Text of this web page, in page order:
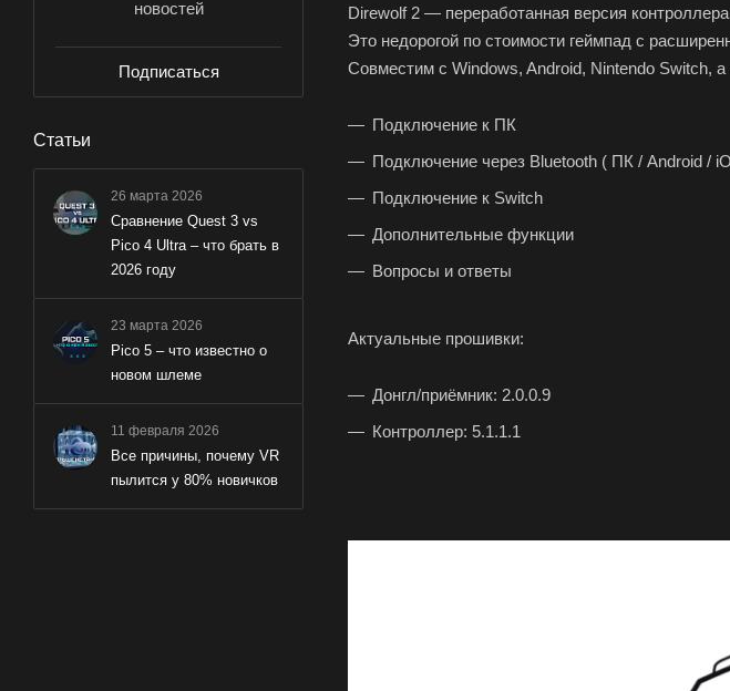
Direwolf 2 — переработанная версия
Это недорогой по стоимости геймпад с
Совместим с Windows, Android, Nintendo Switch,
Подключение к ПК
Подключение через Bluetooth ( ПК / Android /
Подключение к Switch
Дополнительные функции
Вопросы и ответы
Актуальные прошивки:
Донгл/приёмник: 2.0.0.9
Контроллер: 5.1.1.1
новостей
Подписаться
Статьи
26 марта 2026
Сравнение Quest 3 vs
Pico 4 Ultra – что брать в
2026 году
23 марта 2026
Pico 5 – что известно о
новом шлеме
11 февраля 2026
Все причины, почему VR
пылится у 80% новичков